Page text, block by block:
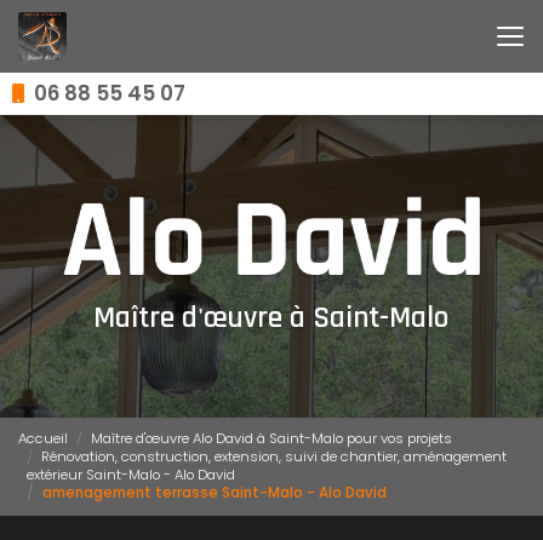
Aller
au
contenu
principal06 88 55 45 07
Maître d'œuvre à Saint-Malo
Accueil
Maître d'œuvre Alo David à Saint-Malo pour vos projets
Rénovation, construction, extension, suivi de chantier, aménagement
extérieur Saint-Malo - Alo David
amenagement terrasse Saint-Malo - Alo David